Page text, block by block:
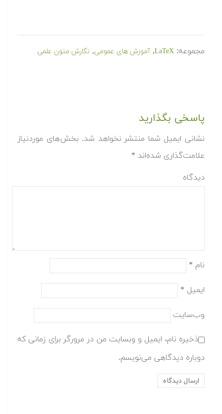
مجموعه: LaTeX
, آموزش های عمومی, نگارش متون علمی
پاسخی بگذارید
نشانی ایمیل شما منتشر نخواهد شد. بخش‌های موردنیاز
علامت‌گذاری شده‌اند *
دیدگاه
نام *
ایمیل *
وب‌سایت
ذخیره نام، ایمیل و وبسایت من در مرورگر برای زمانی که
دوباره دیدگاهی می‌نویسم.